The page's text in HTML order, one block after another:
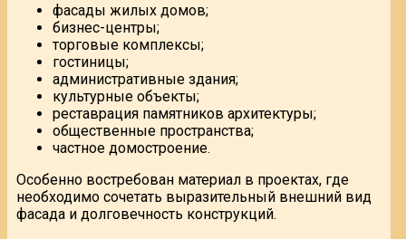
фасады жилых домов;
бизнес-центры;
торговые комплексы;
гостиницы;
административные здания;
культурные объекты;
реставрация памятников архитектуры;
общественные пространства;
частное домостроение.
Особенно востребован материал в проектах, где
необходимо сочетать выразительный внешний вид
фасада и долговечность конструкций.